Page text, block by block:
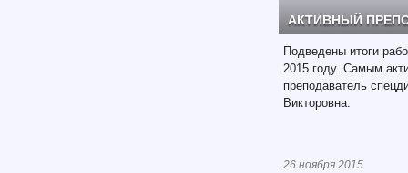
АКТИВНЫЙ
Подведены итоги
2015 году. Самым
преподаватель
Викторовна.
26 ноября 2015